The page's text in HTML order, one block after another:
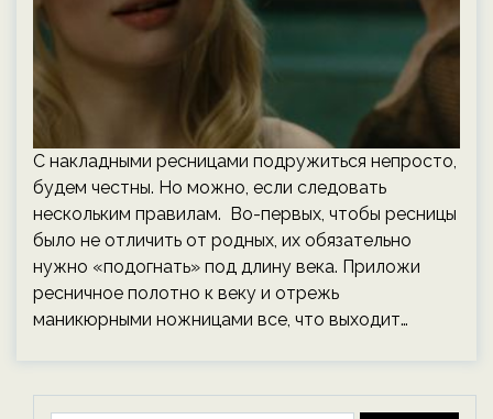
С накладными ресницами подружиться непросто,
будем честны. Но можно, если следовать
нескольким правилам. Во-первых, чтобы ресницы
было не отличить от родных, их обязательно
нужно «подогнать» под длину века. Приложи
ресничное полотно к веку и отрежь
маникюрными ножницами все, что выходит…